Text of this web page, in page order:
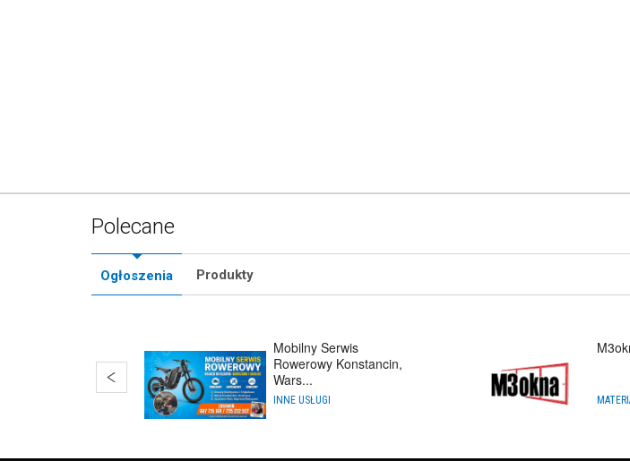
Polecane
Ogłoszenia Produkty
Mobilny Serwis
Rowerowy Konstancin,
Wars...
INNE USŁUGI